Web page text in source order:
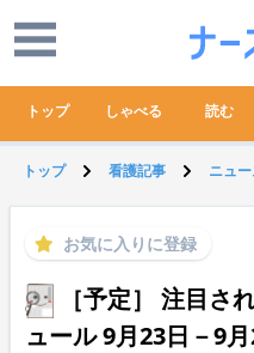
トップ しゃべる 読む
トップ 看護記事 ニュ
お気に入りに登録
［予定］ 注目さ
ュール 9月23日－9